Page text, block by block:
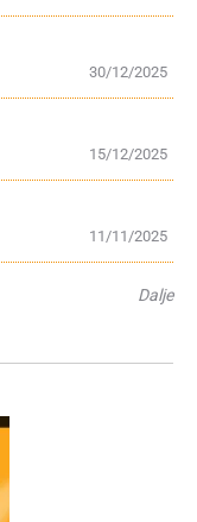
30/12/2025
15/12/2025
11/11/2025
Dalje